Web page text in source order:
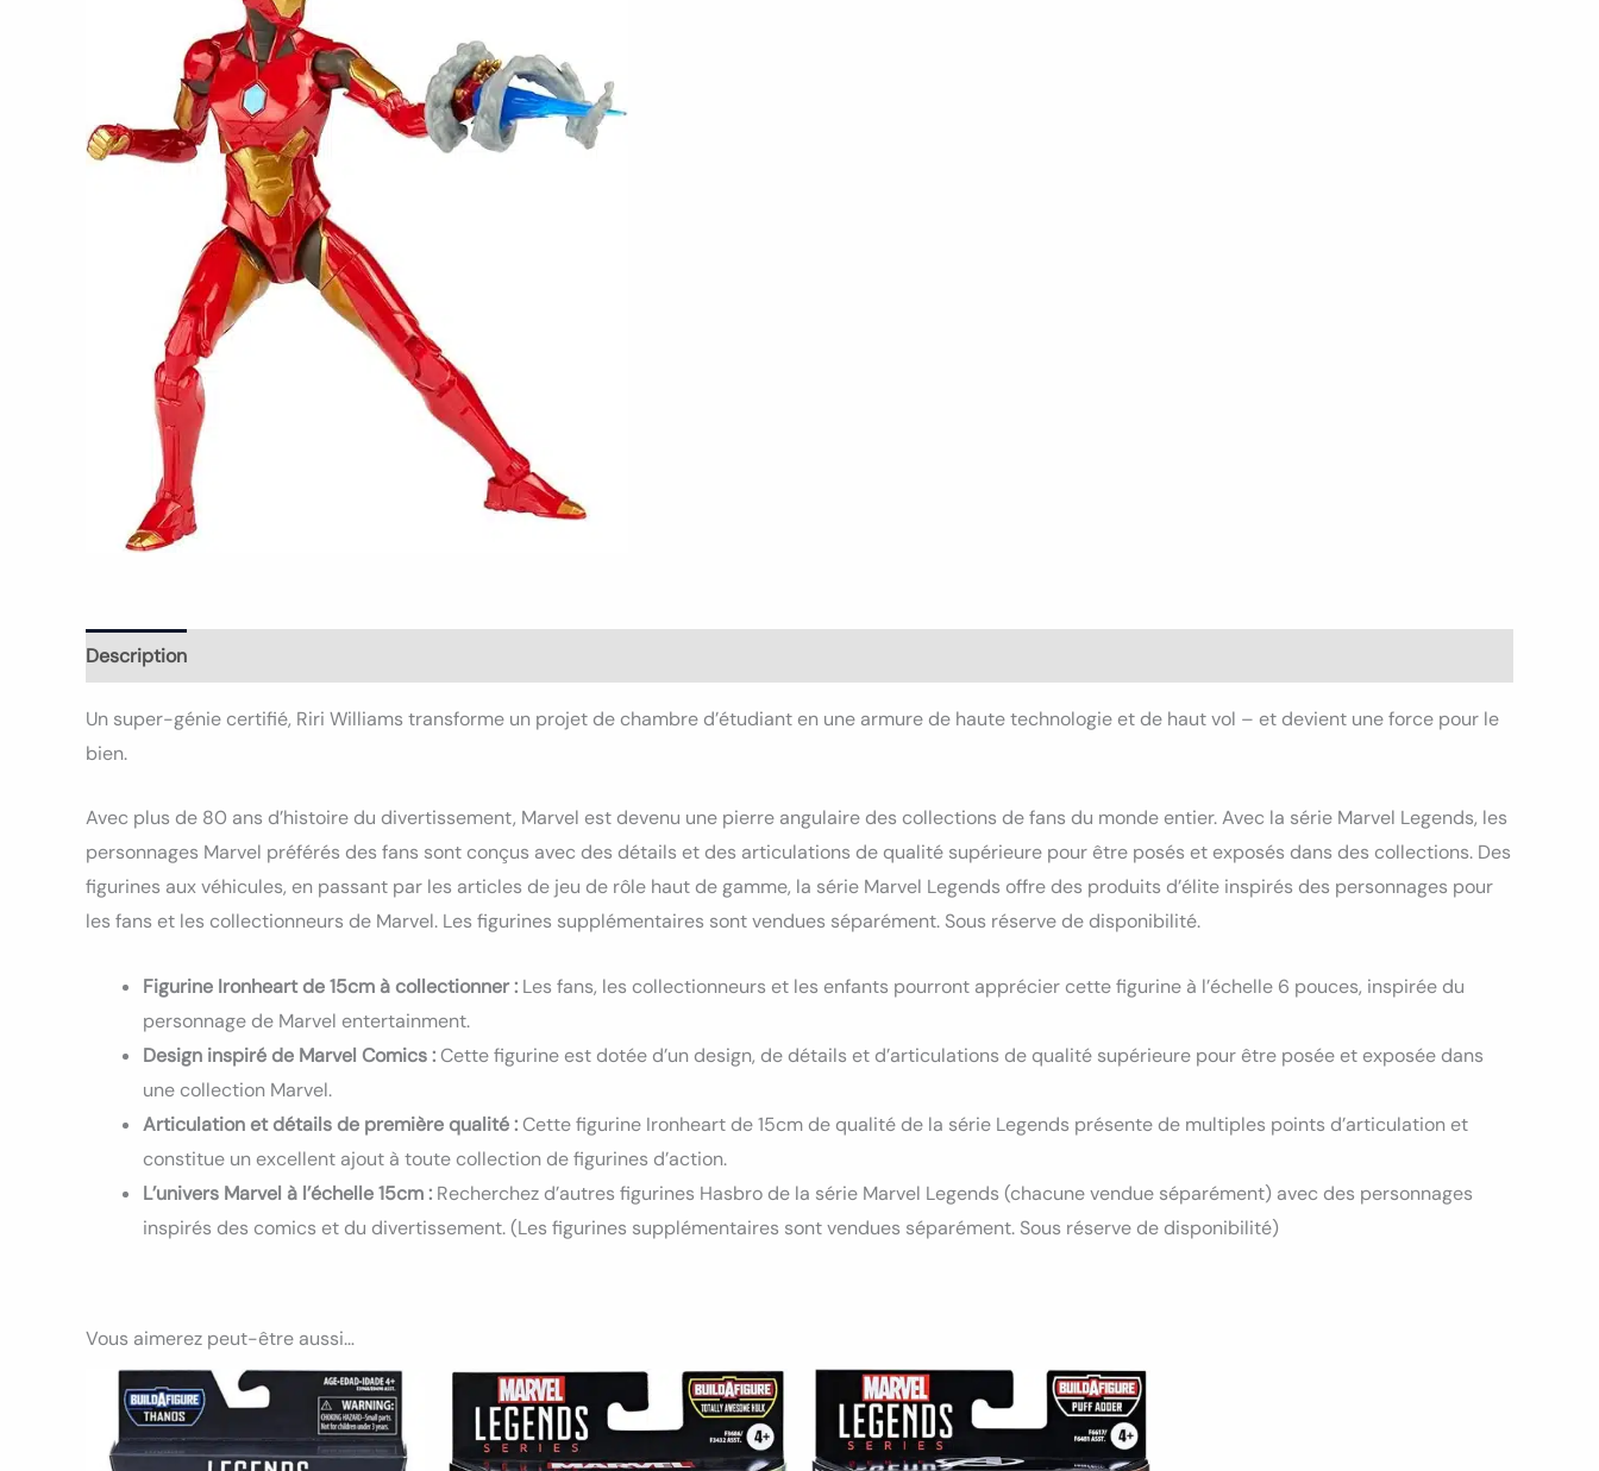
Description
Un super-génie certifié, Riri Williams transforme un projet de chambre d’étudiant en une armure de haute technologie et de haut vol – et devient une force pour le
bien.
Avec plus de 80 ans d’histoire du divertissement, Marvel est devenu une pierre angulaire des collections de fans du monde entier. Avec la série Marvel Legends, les
personnages Marvel préférés des fans sont conçus avec des détails et des articulations de qualité supérieure pour être posés et exposés dans des collections. Des
figurines aux véhicules, en passant par les articles de jeu de rôle haut de gamme, la série Marvel Legends offre des produits d’élite inspirés des personnages pour
les fans et les collectionneurs de Marvel. Les figurines supplémentaires sont vendues séparément. Sous réserve de disponibilité.
Figurine Ironheart de 15cm à collectionner : Les fans, les collectionneurs et les enfants pourront apprécier cette figurine à l’échelle 6 pouces, inspirée du
personnage de Marvel entertainment.
Design inspiré de Marvel Comics :Cette figurine est dotée d’un design, de détails et d’articulations de qualité supérieure pour être posée et exposée dans
une collection Marvel.
Articulation et détails de première qualité :Cette figurine Ironheart de 15cm de qualité de la série Legends présente de multiples points d’articulation et
constitue un excellent ajout à toute collection de figurines d’action.
L’univers Marvel à l’échelle 15cm : Recherchez d’autres figurines Hasbro de la série Marvel Legends (chacune vendue séparément) avec des personnages
inspirés des comics et du divertissement. (Les figurines supplémentaires sont vendues séparément. Sous réserve de disponibilité)
Vous aimerez peut-être aussi…